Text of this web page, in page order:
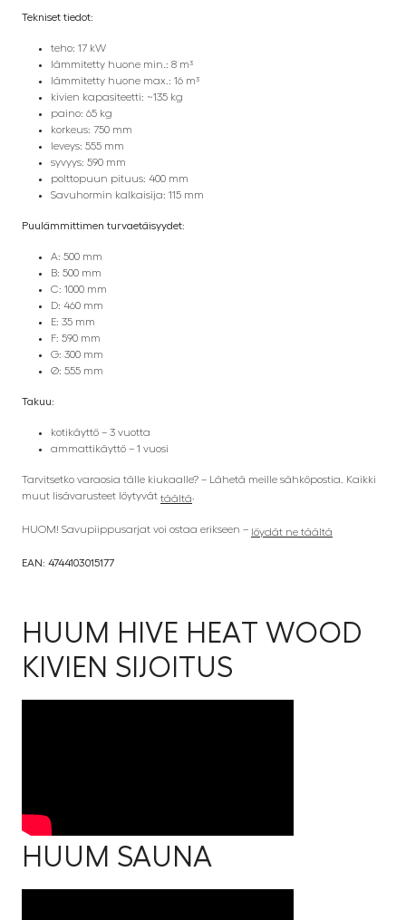
Tekniset tiedot:
teho: 17 kW
lämmitetty huone min.: 8 m³
lämmitetty huone max.: 16 m³
kivien kapasiteetti: ~135 kg
paino: 65 kg
korkeus: 750 mm
leveys: 555 mm
syvyys: 590 mm
polttopuun pituus: 400 mm
Savuhormin kalkaisija: 115 mm
Puulämmittimen turvaetäisyydet:
A: 500 mm
B: 500 mm
C: 1000 mm
D: 460 mm
E: 35 mm
F: 590 mm
G: 300 mm
Ø: 555 mm
Takuu:
kotikäyttö – 3 vuotta
ammattikäyttö – 1 vuosi
Tarvitsetko varaosia tälle kiukaalle? – Lähetä meille sähköpostia. Kaikki
muut lisävarusteet löytyvät täältä.
HUOM! Savupiippusarjat voi ostaa erikseen – löydät ne täältä
EAN: 4744103015177
HUUM HIVE HEAT WOOD
KIVIEN SIJOITUS
HUUM SAUNA